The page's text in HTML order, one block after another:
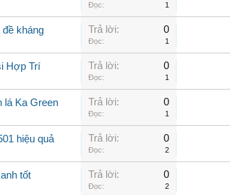
Đọc: 1
kháng Trả lời: 0
Đọc: 1
Hợp Trí Trả lời: 0
Đọc: 1
lá Ka Green Trả lời: 0
Đọc: 1
hiệu quả Trả lời: 0
Đọc: 2
tốt Trả lời: 0
Đọc: 2